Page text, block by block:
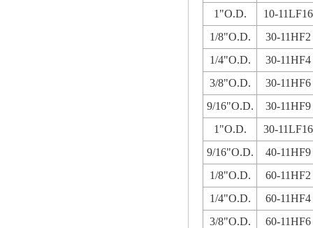
1"O.D.
10-11LF16
1/8"O.D.
30-11HF2
1/4"O.D.
30-11HF4
3/8"O.D.
30-11HF6
9/16"O.D.
30-11HF9
1"O.D.
30-11LF16
9/16"O.D.
40-11HF9
1/8"O.D.
60-11HF2
1/4"O.D.
60-11HF4
3/8"O.D.
60-11HF6